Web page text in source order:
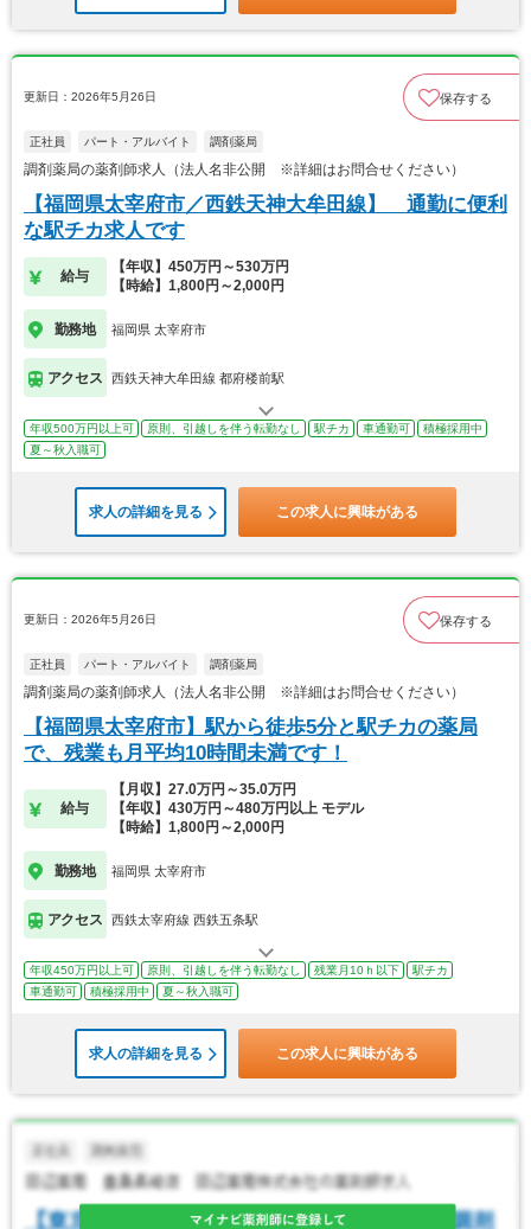
更新日：2026年5月26日 保存する
正社員 パート・アルバイト 調剤薬局
調剤薬局の薬剤師求人（法人名非公開 ※詳細はお問合せください）
【福岡県太宰府市／西鉄天神大牟田線】 通勤に便利
な駅チカ求人です
給与
【年収】450万円～530万円
【時給】1,800円～2,000円
勤務地 福岡県 太宰府市
アクセス 西鉄天神大牟田線 都府楼前駅
年収500万円以上可 原則、引越しを伴う転勤なし 駅チカ 車通勤可
積極採用中
夏～秋入職可
求人の詳細を見る この求人に興味がある
更新日：2026年5月26日 保存する
正社員 パート・アルバイト 調剤薬局
調剤薬局の薬剤師求人（法人名非公開 ※詳細はお問合せください）
【福岡県太宰府市】駅から徒歩5分と駅チカの薬局
で、残業も月平均10時間未満です！
給与
【月収】27.0万円～35.0万円
【年収】430万円～480万円以上 モデル
【時給】1,800円～2,000円
勤務地 福岡県 太宰府市
アクセス 西鉄太宰府線 西鉄五条駅
年収450万円以上可 原則、引越しを伴う転勤なし 残業月10ｈ以下
駅チカ
車通勤可
積極採用中 夏～秋入職可
求人の詳細を見る この求人に興味がある